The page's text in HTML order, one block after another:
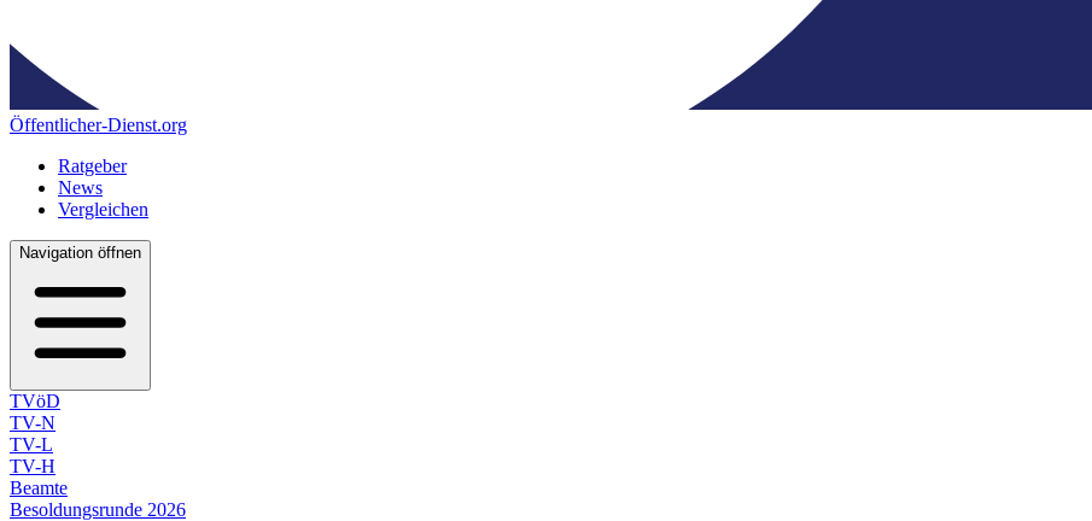
Öffentlicher-Dienst.org
Ratgeber
News
Vergleichen
Navigation öffnen
TVöD
TV-N
TV-L
TV-H
Beamte
Besoldungsrunde 2026